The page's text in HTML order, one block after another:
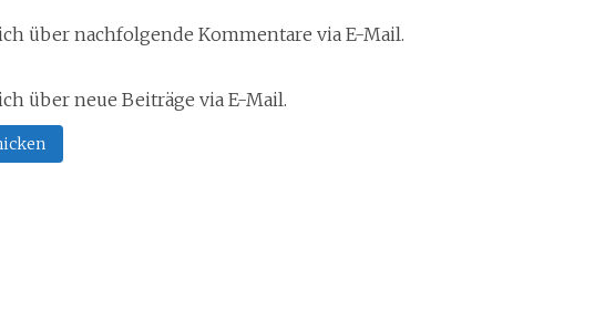
über nachfolgende Kommentare via E-Mail.
über neue Beiträge via E-Mail.